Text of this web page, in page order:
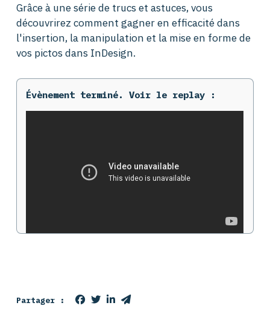
Grâce à une série de trucs et astuces, vous
découvrirez comment gagner en efficacité dans
l'insertion, la manipulation et la mise en forme de
vos pictos dans InDesign.
Évènement terminé. Voir le replay :
Partager :